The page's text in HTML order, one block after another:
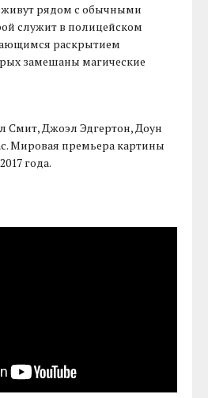
рядом с обычными
служит в полицейском
раскрытием
замешаны магические
Смит, Джоэл Эдгертон, Доун
Мировая премьера картины
года.